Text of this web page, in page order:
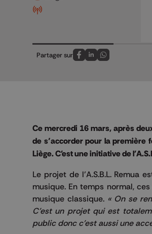
Partager sur
Partagez sur FaceBook
Partagez sur LinkedIn
Partagez sur
Ce mercredi 16 mars, après
de s’accorder pour la première
Liège. C'est une initiative de
Le projet de l’A.S.B.L.
musique. En temps normal,
musique classique. « On se
C’est un projet qui est
public donc c’est aussi une